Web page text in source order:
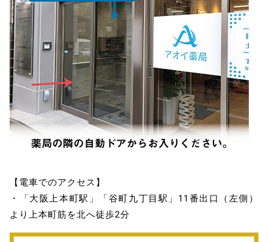
【電車でのアクセス】
・「大阪上本町駅」「谷町九丁目駅」11番出口（左側）
より上本町筋を北へ徒歩2分